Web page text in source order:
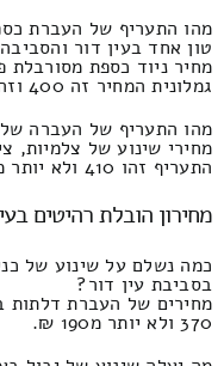
מהו התעריף של העברת
טון אחד בעין דור
מחיר ניוד כספת מסורבלת
גמלונית המחיר זה 400 וזה מגיע עד 170 שקלים.
מהו התעריף של העברה של
מחירי שינוע של צלמיות,
התעריף זהו 410 ולא יותר מ180 שקל.
מחירון הובלת רהיטים
כמה נשלם על שינוע של
בסביבת עין דור?
מחירים של העברת דלתות
370 ולא יותר מ190 ₪.